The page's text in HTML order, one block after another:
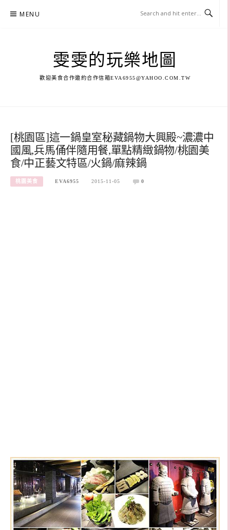
MENU
雯雯的玩樂地圖
歡迎美食合作邀約合作信箱EVA6955@YAHOO.COM.TW
[桃園區]這一鍋皇室秘藏鍋物大興殿~濃濃中
國風,兵馬俑伴隨用餐,單點精緻鍋物/桃園美
食/中正藝文特區/火鍋/麻辣鍋
桃園美食 EVA6955 2015-11-05 0